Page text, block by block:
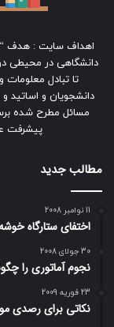
اهداف سایت : هدف
دانشگاهی در محیطی
تا تبادل
دانشجویان و اساتید
مسائل مطرح شده
پیشرفت
مطالب جدید
11 نوامبر 2008
اختفای ستارگاه
30 جولای 2008
نجوم آماتوری را
23 فوریه 2009
نکاتی برای رصدی